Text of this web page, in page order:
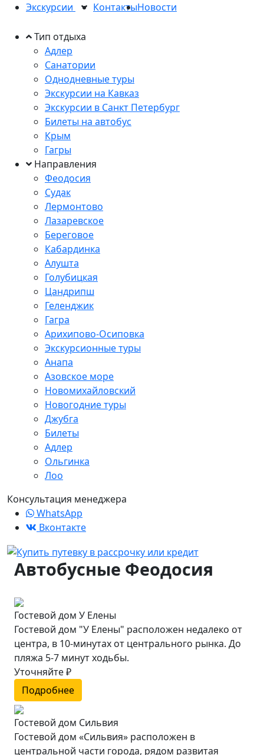
Экскурсии
КонтактыНовости
Тип отдыха
Адлер
Санатории
Однодневные туры
Экскурсии на Кавказ
Экскурсии в Санкт Петербург
Билеты на автобус
Крым
Гагры
Направления
Феодосия
Судак
Лермонтово
Лазаревское
Береговое
Кабардинка
Алушта
Голубицкая
Цандрипш
Геленджик
Гагра
Арихипово-Осиповка
Экскурсионные туры
Анапа
Азовское море
Новомихайловский
Новогодние туры
Джубга
Билеты
Адлер
Ольгинка
Лоо
Консультация менеджера
WhatsApp
Вконтакте
Автобусные Феодосия
Гостевой дом У Елены
Гостевой дом "У Елены" расположен недалеко от
центра, в 10-минутах от центрального рынка. До
пляжа 5-7 минут ходьбы.
Уточняйте ₽
Подробнее
Гостевой дом Сильвия
Гостевой дом «Сильвия» расположен в
центральной части города, рядом развитая